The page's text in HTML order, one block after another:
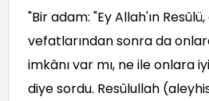
"Bir adam: "Ey Allah'ın
vefatlarından sonra da
imkânı var mı, ne ile onlara
diye sordu. Resûlullah